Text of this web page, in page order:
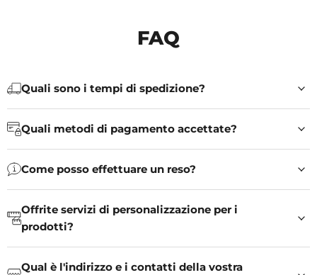
FAQ
Quali sono i tempi di spedizione?
Quali metodi di pagamento accettate?
Come posso effettuare un reso?
Offrite servizi di personalizzazione per i
prodotti?
Qual è l'indirizzo e i contatti della vostra